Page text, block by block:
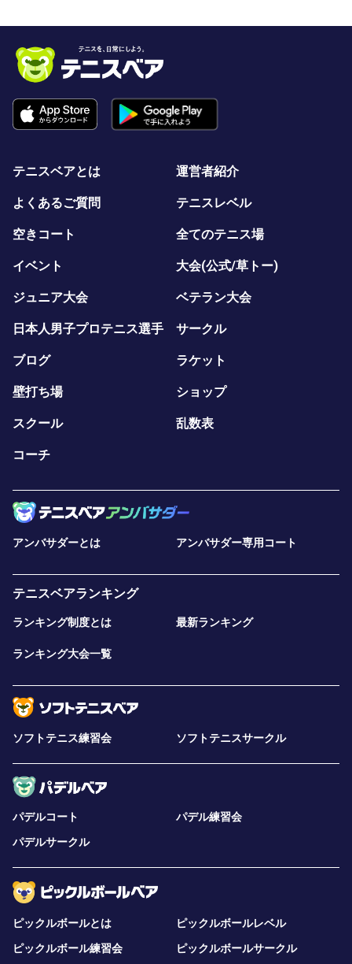
テニスベアとは 運営者紹介
よくあるご質問 テニスレベル
空きコート 全てのテニス場
イベント 大会(公式/草トー)
ジュニア大会 ベテラン大会
日本人男子プロテニス選手 サークル
ブログ ラケット
壁打ち場 ショップ
スクール 乱数表
コーチ
アンバサダーとは アンバサダー専用コート
テニスベアランキング
ランキング制度とは 最新ランキング
ランキング大会一覧
ソフトテニス練習会 ソフトテニスサークル
パデルコート
パデル練習会
パデルサークル
ピックルボールとは
ピックルボールレベル
ピックルボール練習会
ピックルボールサークル